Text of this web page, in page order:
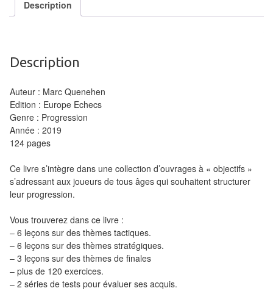
cartes
à
Collectionner
(TCG)
Les
Classiques
Pour
les
Pour
la
famille
Description
Description
Auteur : Marc Quenehen
Edition : Europe Echecs
Genre : Progression
Année : 2019
124 pages
Ce livre s’intègre dans une collection d’ouvrages à « objectifs »
s’adressant aux joueurs de tous âges qui souhaitent structurer
leur progression.
Vous trouverez dans ce livre :
– 6 leçons sur des thèmes tactiques.
– 6 leçons sur des thèmes stratégiques.
– 3 leçons sur des thèmes de finales
– plus de 120 exercices.
– 2 séries de tests pour évaluer ses acquis.